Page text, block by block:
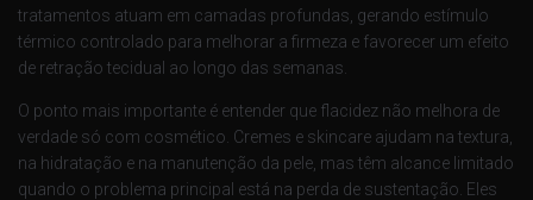
tratamentos atuam em camadas profundas, gerando estímulo
térmico controlado para melhorar a firmeza e favorecer um efeito
de retração tecidual ao longo das semanas.
O ponto mais importante é entender que flacidez não melhora de
verdade só com cosmético. Cremes e skincare ajudam na textura,
na hidratação e na manutenção da pele, mas têm alcance limitado
quando o problema principal está na perda de sustentação. Eles